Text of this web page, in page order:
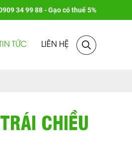
34 99 88 - Gạo có thuế 5%
TIN TỨC LIÊN HỆ
CHIỀU